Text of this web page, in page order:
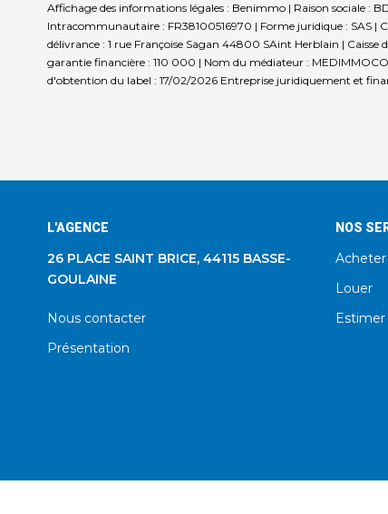
Affichage des informations légales : Benimmo | Raison sociale :
Intracommunautaire : FR38100516970 | Forme juridique : SAS |
délivrance : 1 rue Françoise Sagan 44800 SAint Herblain | Caisse
garantie financière : 110 000 | Nom du médiateur :
d'obtention du label : 17/02/2026 Entreprise juridiquement et
L'AGENCE
26 PLACE SAINT BRICE, 44115 BASSE-
GOULAINE
Nous contacter
Présentation
NOS
Acheter
Louer
Estimer